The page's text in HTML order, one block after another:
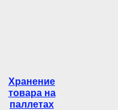
Хранение
товара на
паллетах